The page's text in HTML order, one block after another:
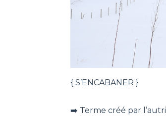
{ S’ENCABANER }
➡️ Terme créé par